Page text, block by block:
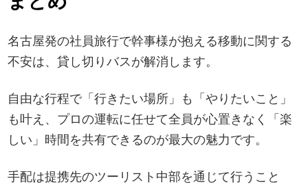
名古屋発の社員旅行で幹事様が抱える移動に関する
不安は、貸し切りバスが解消します。
自由な行程で「行きたい場所」も「やりたいこと」
も叶え、プロの運転に任せて全員が心置きなく「楽
しい」時間を共有できるのが最大の魅力です。
手配は提携先のツーリスト中部を通じて行うこと